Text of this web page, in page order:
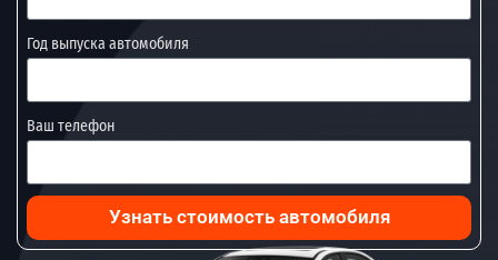
Год выпуска автомобиля
Ваш телефон
Узнать стоимость автомобиля